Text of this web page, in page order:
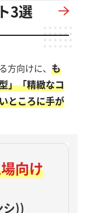
3選
方向けに、も
」「精緻なコ
ところに手が
向け
シ))